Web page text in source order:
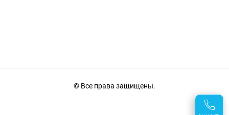
© Все права защищены.